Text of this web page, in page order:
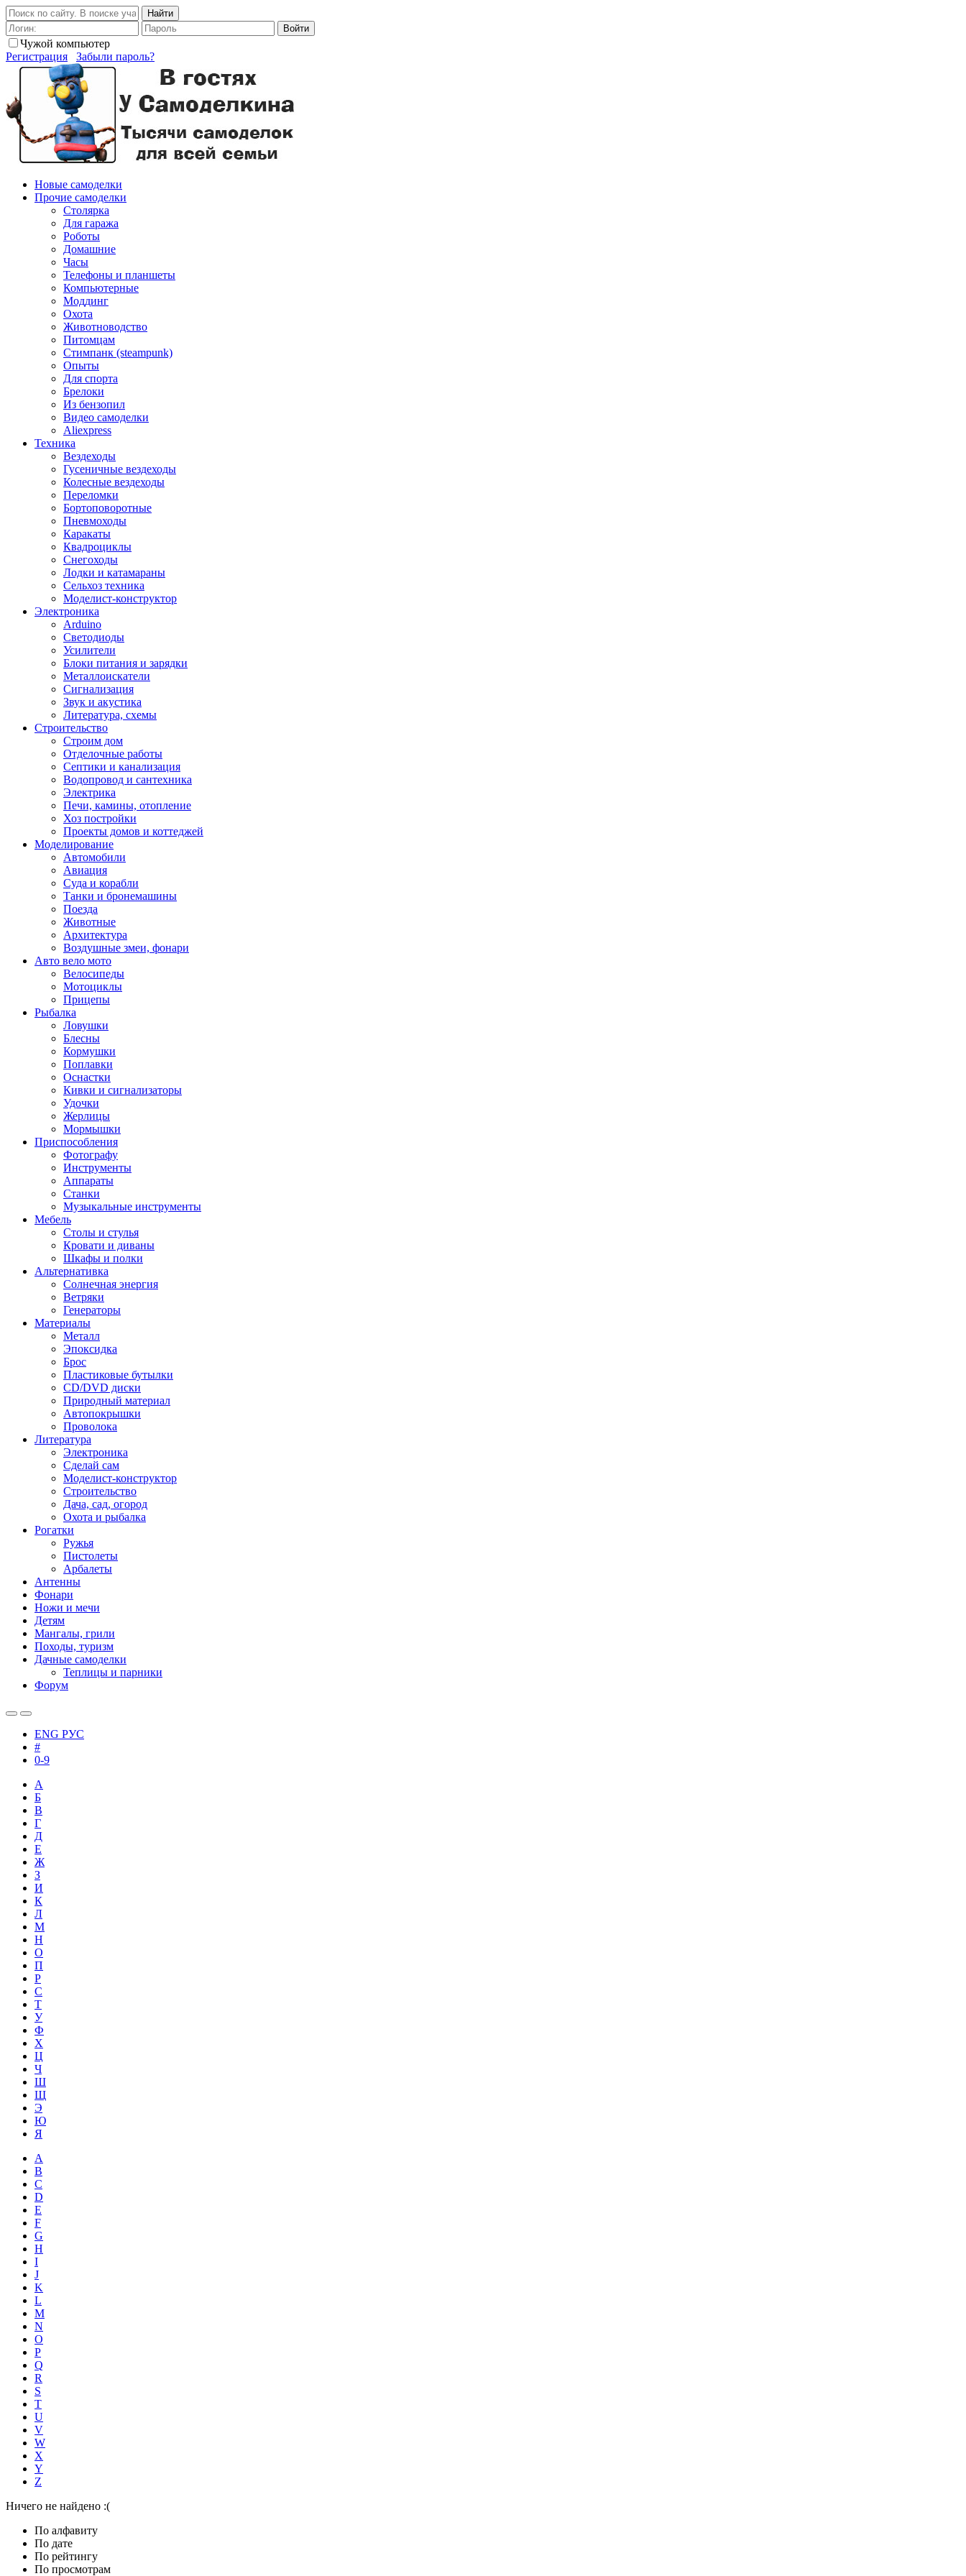
Найти
Войти
Чужой компьютер
Регистрация
Забыли пароль?
Новые самоделки
Прочие самоделки
Столярка
Для гаража
Роботы
Домашние
Часы
Телефоны и планшеты
Компьютерные
Моддинг
Охота
Животноводство
Питомцам
Стимпанк (steampunk)
Опыты
Для спорта
Брелоки
Из бензопил
Видео самоделки
Aliexpress
Техника
Вездеходы
Гусеничные вездеходы
Колесные вездеходы
Переломки
Бортоповоротные
Пневмоходы
Каракаты
Квадроциклы
Снегоходы
Лодки и катамараны
Сельхоз техника
Моделист-конструктор
Электроника
Arduino
Светодиоды
Усилители
Блоки питания и зарядки
Металлоискатели
Сигнализация
Звук и акустика
Литература, схемы
Строительство
Строим дом
Отделочные работы
Септики и канализация
Водопровод и сантехника
Электрика
Печи, камины, отопление
Хоз постройки
Проекты домов и коттеджей
Моделирование
Автомобили
Авиация
Суда и корабли
Танки и бронемашины
Поезда
Животные
Архитектура
Воздушные змеи, фонари
Авто вело мото
Велосипеды
Мотоциклы
Прицепы
Рыбалка
Ловушки
Блесны
Кормушки
Поплавки
Оснастки
Кивки и сигнализаторы
Удочки
Жерлицы
Мормышки
Приспособления
Фотографу
Инструменты
Аппараты
Станки
Музыкальные инструменты
Мебель
Столы и стулья
Кровати и диваны
Шкафы и полки
Альтернативка
Солнечная энергия
Ветряки
Генераторы
Материалы
Металл
Эпоксидка
Брос
Пластиковые бутылки
CD/DVD диски
Природный материал
Автопокрышки
Проволока
Литература
Электроника
Сделай сам
Моделист-конструктор
Строительство
Дача, сад, огород
Охота и рыбалка
Рогатки
Ружья
Пистолеты
Арбалеты
Антенны
Фонари
Ножи и мечи
Детям
Мангалы, грили
Походы, туризм
Дачные самоделки
Теплицы и парники
Форум
ENG РУС
#
0-9
А
Б
В
Г
Д
Е
Ж
З
И
К
Л
М
Н
О
П
Р
С
Т
У
Ф
Х
Ц
Ч
Ш
Щ
Э
Ю
Я
A
B
C
D
E
F
G
H
I
J
K
L
M
N
O
P
Q
R
S
T
U
V
W
X
Y
Z
Ничего не найдено :(
По алфавиту
По дате
По рейтингу
По просмотрам